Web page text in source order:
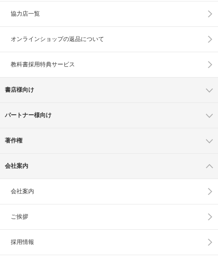
協力店一覧
オンラインショップの返品について
教科書採用特典サービス
書店様向け
パートナー様向け
著作権
会社案内
会社案内
ご挨拶
採用情報